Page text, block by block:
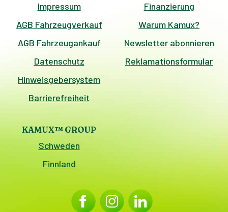
Impressum
AGB Fahrzeugverkauf
AGB Fahrzeugankauf
Datenschutz
Hinweisgebersystem
Barrierefreiheit
Finanzierung
Warum Kamux?
Newsletter abonnieren
Reklamationsformular
KAMUX™ GROUP
Schweden
Finnland